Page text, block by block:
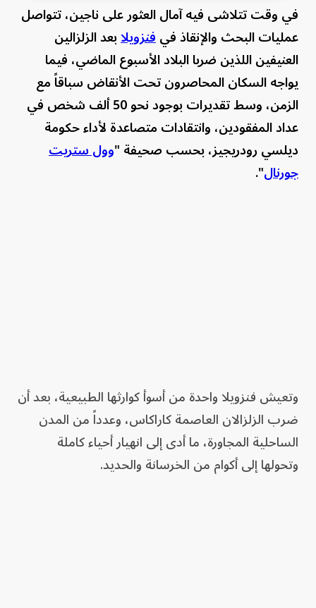
في وقت تتلاشى فيه آمال العثور على ناجين، تتواصل
عمليات البحث والإنقاذ فيفنزويلابعد الزلزالين
العنيفين اللذين ضربا البلاد الأسبوع الماضي، فيما
يواجه السكان المحاصرون تحت الأنقاض سباقاً مع
الزمن، وسط تقديرات بوجود نحو 50 ألف شخص في
عداد المفقودين، وانتقادات متصاعدة لأداء حكومة
ديلسي رودريجيز، بحسب صحيفة "وول ستريت
جورنال".
وتعيش فنزويلا واحدة من أسوأ كوارثها الطبيعية، بعد أن
ضرب الزلزالان العاصمة كاراكاس، وعدداً من المدن
الساحلية المجاورة، ما أدى إلى انهيار أحياء كاملة
وتحولها إلى أكوام من الخرسانة والحديد.